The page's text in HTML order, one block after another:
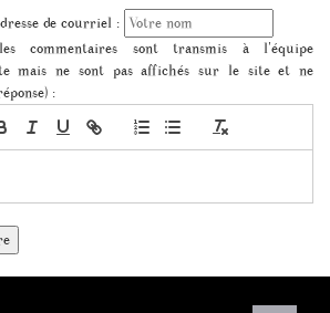
de courriel :
commentaires sont transmis à l'équipe
mais ne sont pas affichés sur le site et ne
: